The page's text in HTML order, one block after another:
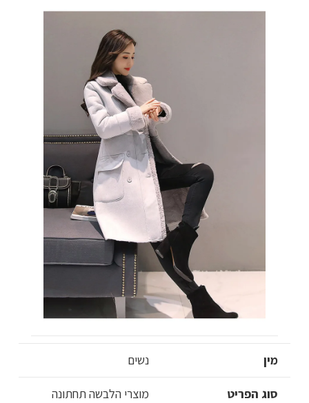
מין נשים
סוג הפריט
מוצרי הלבשה תחתונה